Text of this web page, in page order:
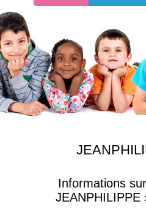
Informations
JEANPHILIPPE